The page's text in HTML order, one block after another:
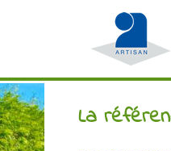
La